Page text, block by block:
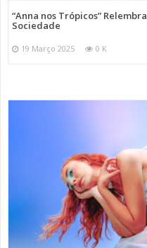
“Anna nos Trópicos”
Sociedade
19 Março 2025 0 K